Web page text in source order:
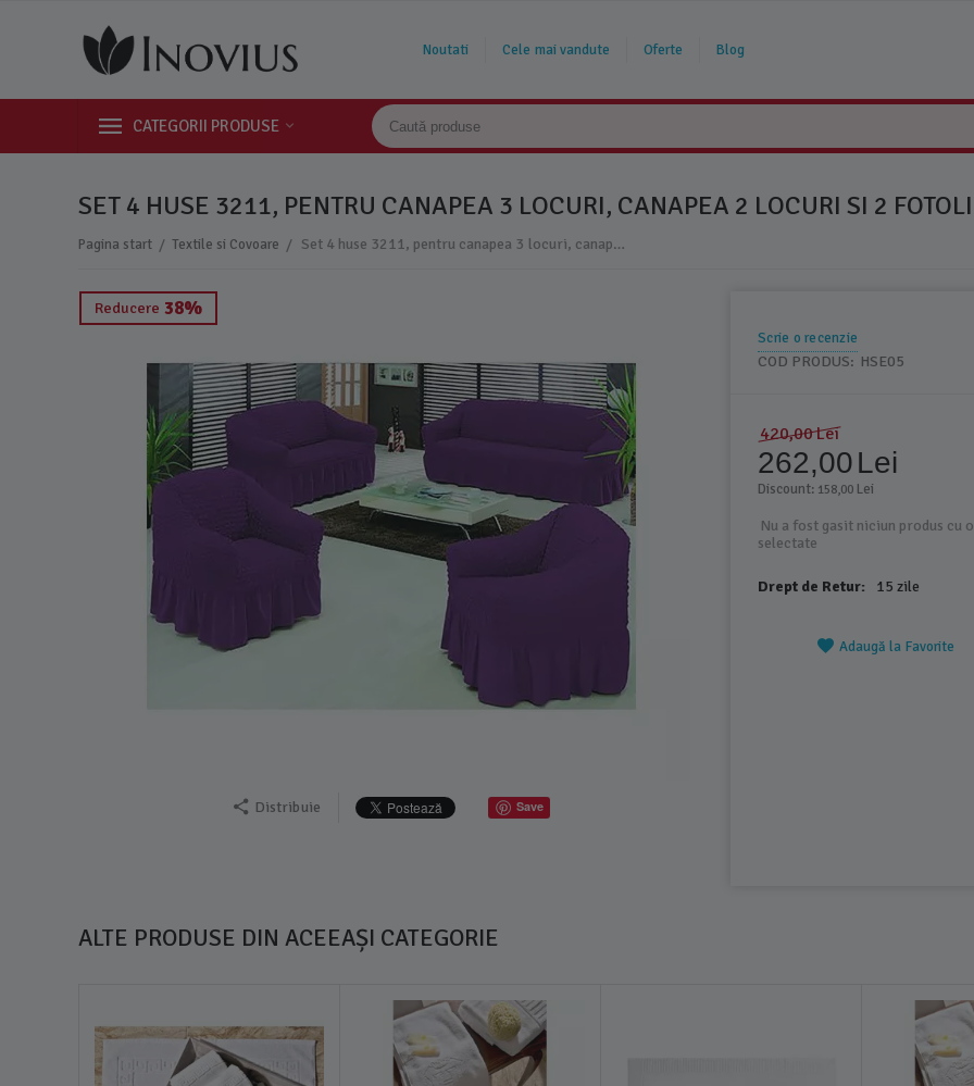
Noutati Cele mai vandute Oferte Blog
CATEGORII PRODUSE
SET 4 HUSE 3211, PENTRU CANAPEA 3 LOCURI, CANAPEA 2 LOCURI SI 2
Pagina start / Textile si Covoare / Set 4 huse 3211, pentru canapea 3 locuri, canapea 2 locuri si 2 fotolii Mov - HSE05
Reducere 38%
Distribuie Save
Scrie o recenzie
COD PRODUS: HSE05
420,00Lei
262,00Lei
Discount: 158,00 Lei
Nu a fost gasit niciun produs cu
selectate
Drept de Retur: 15 zile
Adaugă la Favorite
ALTE PRODUSE DIN ACEEAȘI CATEGORIE